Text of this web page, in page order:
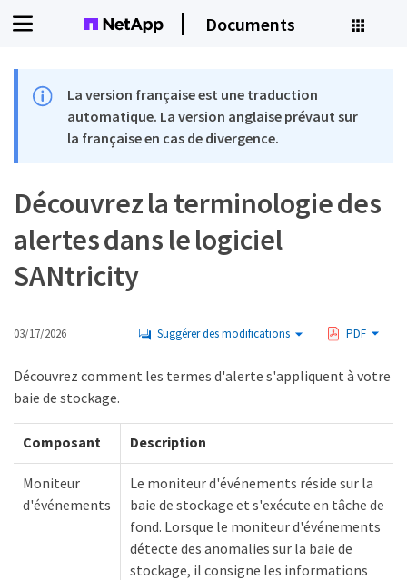
Documents
La version française est une traduction
automatique. La version anglaise prévaut sur
la française en cas de divergence.
Découvrez la terminologie des
alertes dans le logiciel
SANtricity
03/17/2026 Suggérer des modifications PDF
Découvrez comment les termes d'alerte s'appliquent à votre
baie de stockage.
Composant Description
Moniteur
d'événements
Le moniteur d'événements réside sur la
baie de stockage et s'exécute en tâche de
fond. Lorsque le moniteur d'événements
détecte des anomalies sur la baie de
stockage, il consigne les informations